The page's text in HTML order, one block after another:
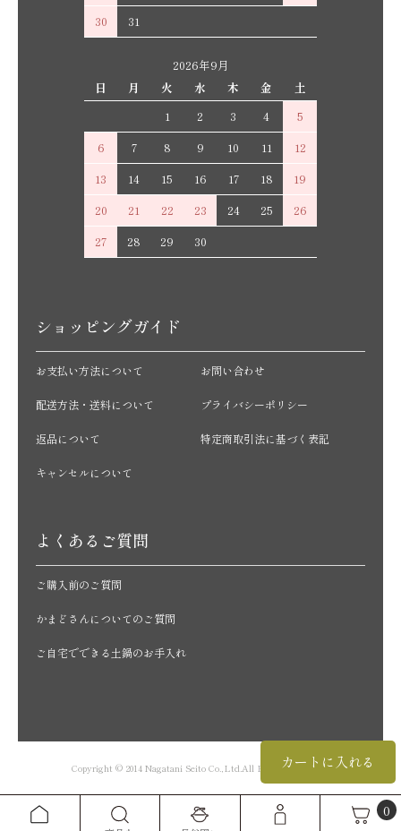
カートに入れる
0
30
31
2026年9月
日
月 火 水 木 金
土
1
2 3 4
5
6
7 8 9 10 11
12
13
14 15 16 17 18
19
20
21 22 23 24 25
26
27
28 29 30
ショッピングガイド
お支払い方法について
配送方法・送料について
返品について
キャンセルについて
お問い合わせ
プライバシーポリシー
特定商取引法に基づく表記
よくあるご質問
ご購入前のご質問
かまどさんについてのご質問
ご自宅でできる土鍋のお手入れ
Copyright © 2014 Nagatani Seito Co.,Ltd.All Rights Reserved.